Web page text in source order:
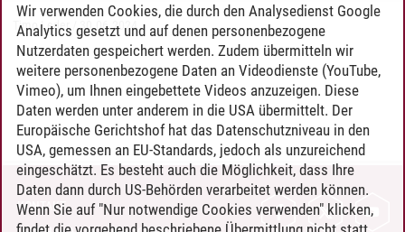
Timo Leder/30.06.2024
KONTAKT
Wir verwenden Cookies, die durch den Analysedienst Google
Analytics gesetzt und auf denen personenbezogene
Nutzerdaten gespeichert werden. Zudem übermitteln wir
weitere personenbezogene Daten an Videodienste (YouTube,
Vimeo), um Ihnen eingebettete Videos anzuzeigen. Diese
Daten werden unter anderem in die USA übermittelt. Der
Europäische Gerichtshof hat das Datenschutzniveau in den
USA, gemessen an EU-Standards, jedoch als unzureichend
eingeschätzt. Es besteht auch die Möglichkeit, dass Ihre
Daten dann durch US-Behörden verarbeitet werden können.
Wenn Sie auf "Nur notwendige Cookies verwenden" klicken,